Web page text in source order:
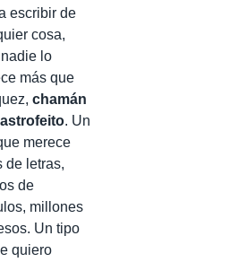
escribir de
cosa,
lo
más que
chamán
. Un
merece
de letras,
de
millones
Un tipo
quiero